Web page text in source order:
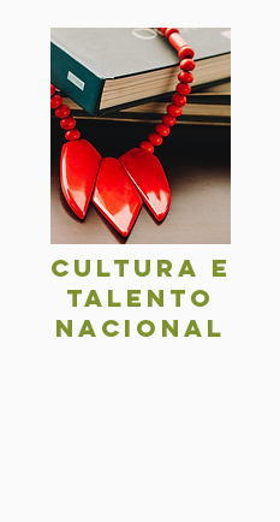
Cultura e
talentO
nacional